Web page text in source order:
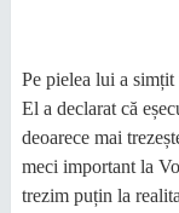
Pe pielea lui a
El a declarat că
deoarece mai
meci important la
trezim puțin la